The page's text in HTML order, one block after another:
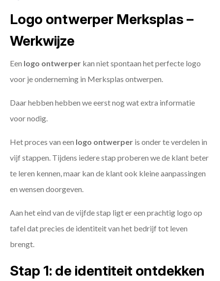
Logo ontwerper Merksplas –
Werkwijze
Een logo ontwerper kan niet spontaan het perfecte logo
voor je onderneming in Merksplas ontwerpen.
Daar hebben hebben we eerst nog wat extra informatie
voor nodig.
Het proces van een logo ontwerper is onder te verdelen in
vijf stappen. Tijdens iedere stap proberen we de klant beter
te leren kennen, maar kan de klant ook kleine aanpassingen
en wensen doorgeven.
Aan het eind van de vijfde stap ligt er een prachtig logo op
tafel dat precies de identiteit van het bedrijf tot leven
brengt.
Stap 1: de identiteit ontdekken